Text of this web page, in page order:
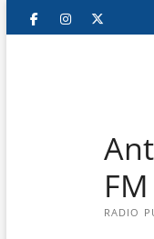
Saltar
FacebookInstagram
RADIO